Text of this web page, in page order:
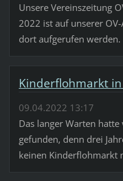
Unsere Vereinszeitung
2022 ist auf unserer
dort aufgerufen werden.
Kinderflohmarkt
09.04.2022 13:17
Das langer Warten hatte
gefunden, denn drei
keinen Kinderflohmarkt